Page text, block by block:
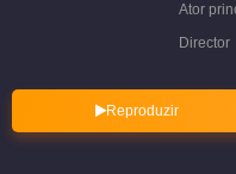
Ator
Director
Reproduzir